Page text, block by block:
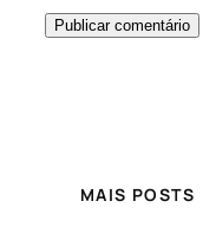
MAIS POSTS